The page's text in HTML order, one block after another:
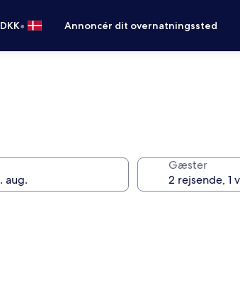
DKK• Annoncér dit overnatningssted
Gæster